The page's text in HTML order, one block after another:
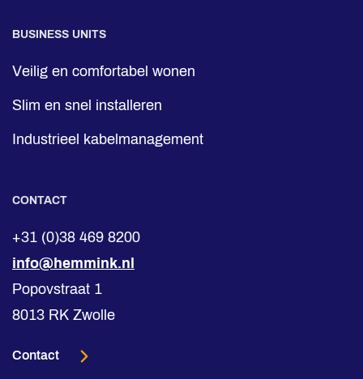
BUSINESS UNITS
Veilig en comfortabel wonen
Slim en snel installeren
Industrieel kabelmanagement
CONTACT
+31 (0)38 469 8200
info@hemmink.nl
Popovstraat 1
8013 RK Zwolle
Contact